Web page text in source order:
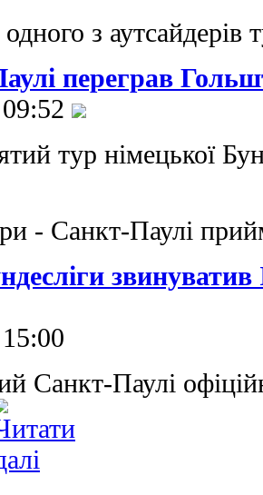
з аутсайдерів
переграв
тур німецької
- Санкт-Паулі
Санкт-Паулі